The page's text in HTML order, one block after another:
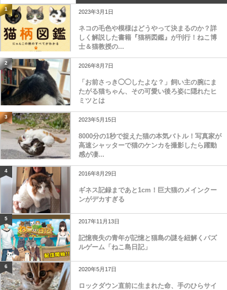
1 2023年3月1日
ネコの毛色や模様はどうやって決まるのか？詳
しく解説した書籍『猫柄図鑑』が刊行！ねこ博
士＆猫教授の...
2 2026年8月7日
「お前さっき◯◯したよな？」飼い主の腕にま
たがる猫ちゃん、その可愛い後ろ姿に隠れたヒ
ミツとは
3 2023年5月15日
8000分の1秒で捉えた猫の本気バトル！写真家が
高速シャッターで猫のケンカを撮影したら躍動
感が凄...
4 2016年8月29日
ギネス記録まであと1cm！巨大猫のメインクー
ンがデカすぎる
5 2017年11月13日
記憶喪失の青年が記憶と猫島の謎を紐解くパズ
ルゲーム「ねこ島日記」
6 2020年5月17日
ロックダウン直前に生まれた命、手のひらサイ